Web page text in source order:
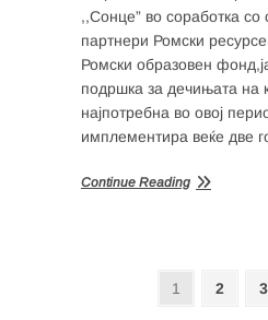
,,Сонце” во соработка со
партнери Ромски
Ромски образовен
подршка за дечињата на
најпотребна во овој
имплементира веќе две
Continue Reading
Page
1 Page
2 3